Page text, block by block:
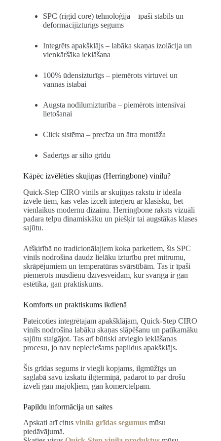
SPC (rigid core) tehnoloģija – īpaši stabils un
deformācijizturīgs segums
Integrēts apakšklājs – labāka skaņas izolācija un
vienkāršāka ieklāšana
100% ūdensizturīgs – piemērots virtuvei un
vannas istabai
Augsta nodilumizturība – piemērots intensīvai
lietošanai
Click sistēma – precīza un ātra montāža
Saderīgs ar silto grīdu
Kāpēc izvēlēties skujiņas (Herringbone) vinilu?
Quick-Step CIRO vinils ar skujiņas rakstu ir ideāla
izvēle tiem, kas vēlas izcelt interjeru ar klasisku, bet
vienlaikus modernu dizainu. Herringbone raksts vizuāli
padara telpu dinamiskāku un piešķir tai augstākas klases
sajūtu.
Atšķirībā no tradicionālajiem koka parketiem, šis SPC
vinils nodrošina daudz lielāku izturību pret mitrumu,
skrāpējumiem un temperatūras svārstībām. Tas ir īpaši
piemērots mūsdienu dzīvesveidam, kur svarīga ir gan
estētika, gan praktiskums.
Komforts un praktiskums ikdienā
Pateicoties integrētajam apakšklājam, Quick-Step CIRO
vinils nodrošina labāku skaņas slāpēšanu un patīkamāku
sajūtu staigājot. Tas arī būtiski atvieglo ieklāšanas
procesu, jo nav nepieciešams papildus apakšklājs.
Šis grīdas segums ir viegli kopjams, ilgmūžīgs un
saglabā savu izskatu ilgtermiņā, padarot to par drošu
izvēli gan mājokļiem, gan komerctelpām.
Papildu informācija un saites
Apskati arī citus vinila grīdas segumusmūsu
piedāvājumā.